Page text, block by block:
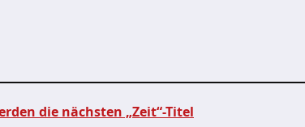
die nächsten „Zeit“-Titel